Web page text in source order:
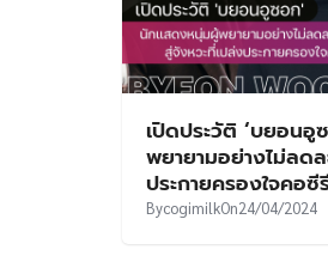
เปิดประวัติ ‘บยอน
พยายามอย่างไม่ลด
ประกายครองใจคอซี
BycogimilkOn24/04/2024